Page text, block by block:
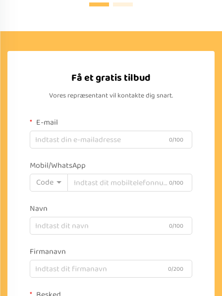
Få et gratis tilbud
Vores repræsentant vil kontakte dig snart.
E-mail
0/100
Mobil/WhatsApp
Code
0/100
Navn
0/100
Firmanavn
0/200